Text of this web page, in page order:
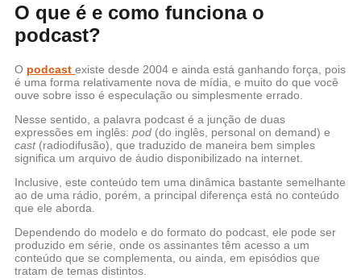
O que é e como funciona o
podcast?
O podcast existe desde 2004 e ainda está ganhando força, pois
é uma forma relativamente nova de mídia, e muito do que você
ouve sobre isso é especulação ou simplesmente errado.
Nesse sentido, a palavra podcast é a junção de duas
expressões em inglês: pod (do inglês, personal on demand) e
cast(radiodifusão), que traduzido de maneira bem simples
significa um arquivo de áudio disponibilizado na internet.
Inclusive, este conteúdo tem uma dinâmica bastante semelhante
ao de uma rádio, porém, a principal diferença está no conteúdo
que ele aborda.
Dependendo do modelo e do formato do podcast, ele pode ser
produzido em série, onde os assinantes têm acesso a um
conteúdo que se complementa, ou ainda, em episódios que
tratam de temas distintos.